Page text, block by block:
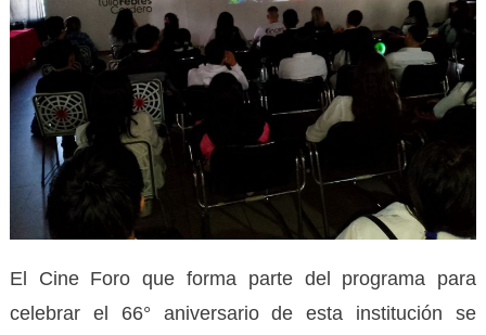
El Cine Foro que forma parte del programa para
celebrar el 66° aniversario de esta institución se